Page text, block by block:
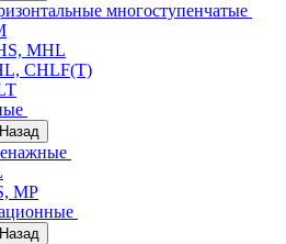
многоступенчатые
MHL
CHLF(T)
Назад
MP
Назад